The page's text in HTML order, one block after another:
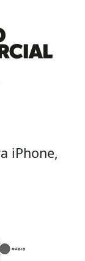
iPhone,